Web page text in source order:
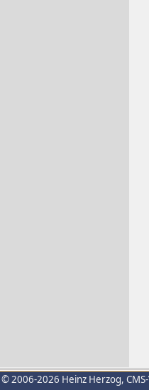
© 2006-2026 Heinz Herzog,